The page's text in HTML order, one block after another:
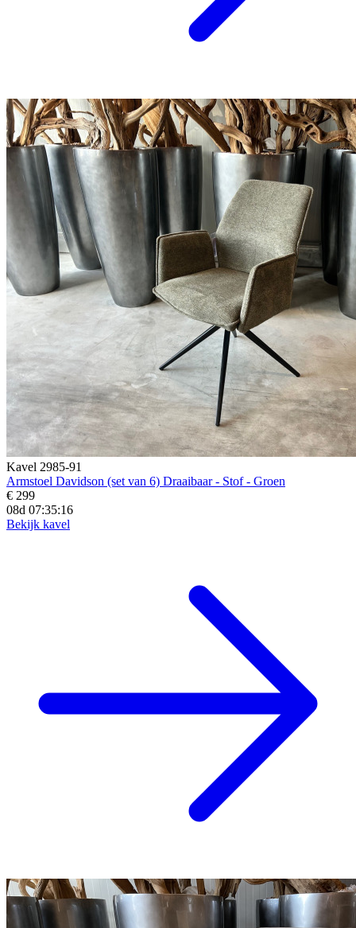
Kavel 2985-91
Armstoel Davidson (set van 6) Draaibaar - Stof - Groen
€ 299
08d 07:35:15
Bekijk kavel